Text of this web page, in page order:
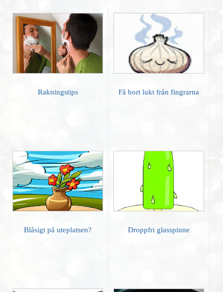
Rakningstips Få bort lukt från fingrarna
Blåsigt på uteplatsen? Droppfri glasspinne